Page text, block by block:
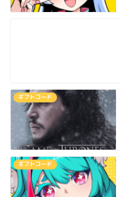
ギフトコード
ギフトコード